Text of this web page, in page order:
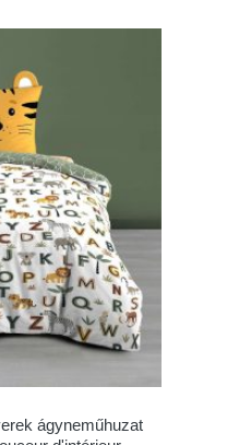
ágyneműhuzat